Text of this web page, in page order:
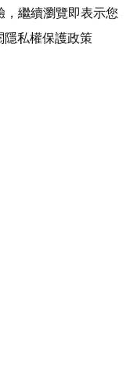
繼續瀏覽即表示您
隱私權保護政策